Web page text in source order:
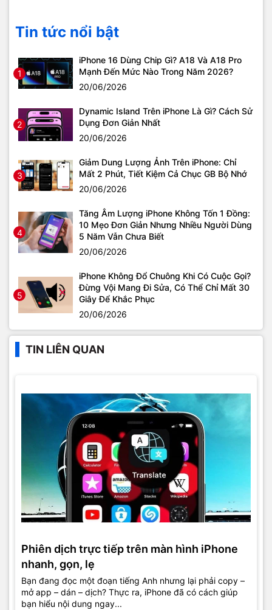
Tin tức nổi bật
1
iPhone 16 Dùng Chip Gì? A18 Và A18 Pro
Mạnh Đến Mức Nào Trong Năm 2026?
20/06/2026
2
Dynamic Island Trên iPhone Là Gì? Cách Sử
Dụng Đơn Giản Nhất
20/06/2026
3
Giảm Dung Lượng Ảnh Trên iPhone: Chỉ
Mất 2 Phút, Tiết Kiệm Cả Chục GB Bộ Nhớ
20/06/2026
4
Tăng Âm Lượng iPhone Không Tốn 1 Đồng:
10 Mẹo Đơn Giản Nhưng Nhiều Người Dùng
5 Năm Vẫn Chưa Biết
20/06/2026
5
iPhone Không Đổ Chuông Khi Có Cuộc Gọi?
Đừng Vội Mang Đi Sửa, Có Thể Chỉ Mất 30
Giây Để Khắc Phục
20/06/2026
TIN LIÊN QUAN
Phiên dịch trực tiếp trên màn hình iPhone
nhanh, gọn, lẹ
Bạn đang đọc một đoạn tiếng Anh nhưng lại phải copy –
mở app – dán – dịch? Thực ra, iPhone đã có cách giúp
bạn hiểu nội dung ngay...